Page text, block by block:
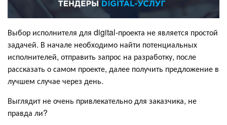
Выбор исполнителя для digital-проекта не является простой
задачей. В начале необходимо найти потенциальных
исполнителей, отправить запрос на разработку, после
рассказать о самом проекте, далее получить предложение в
лучшем случае через день.
Выглядит не очень привлекательно для заказчика, не
правда ли?